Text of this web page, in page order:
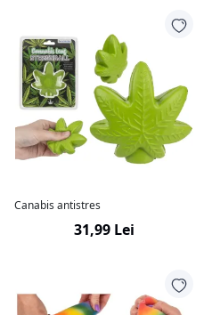
Canabis antistres
31,99 Lei